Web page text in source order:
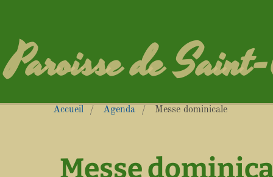
Paroisse de
Accueil Agenda Messe dominicale
Messe